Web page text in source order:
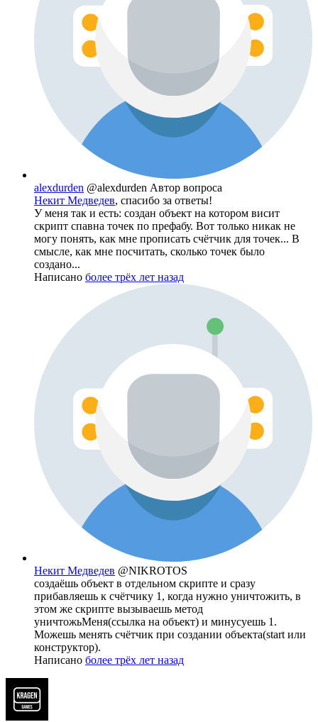
alexdurden @alexdurden Автор вопроса
Некит Медведев, спасибо за ответы!
У меня так и есть: создан объект на котором висит
скрипт спавна точек по префабу. Вот только никак не
могу понять, как мне прописать счётчик для точек... В
смысле, как мне посчитать, сколько точек было
создано...
Написано более трёх лет назад
Некит Медведев @NIKROTOS
создаёшь объект в отдельном скрипте и сразу
прибавляешь к счётчику 1, когда нужно уничтожить, в
этом же скрипте вызываешь метод
уничтожьМеня(ссылка на объект) и минусуешь 1.
Можешь менять счётчик при создании объекта(start или
конструктор).
Написано более трёх лет назад